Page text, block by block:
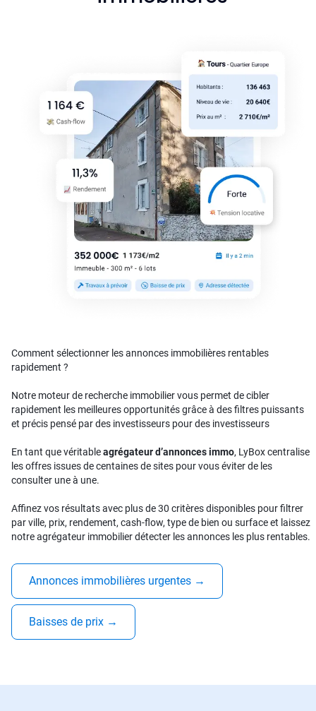
Comment sélectionner les annonces immobilières rentables
rapidement ?
Notre moteur de recherche immobilier vous permet de cibler
rapidement les meilleures opportunités grâce à des filtres puissants
et précis pensé par des investisseurs pour des investisseurs
En tant que véritableagrégateur d’annonces immo, LyBox centralise
les offres issues de centaines de sites pour vous éviter de les
consulter une à une.
Affinez vos résultats avec plus de 30 critères disponibles pour filtrer
par ville, prix, rendement, cash-flow, type de bien ou surface et laissez
notre agrégateur immobilier détecter les annonces les plus rentables.
Annonces immobilières urgentes →
Baisses de prix →